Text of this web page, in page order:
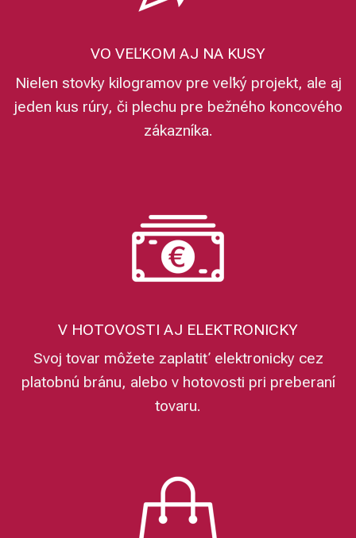
VO VEĽKOM AJ NA KUSY
Nielen stovky kilogramov pre veľký projekt, ale aj
jeden kus rúry, či plechu pre bežného koncového
zákazníka.
V HOTOVOSTI AJ ELEKTRONICKY
Svoj tovar môžete zaplatiť elektronicky cez
platobnú bránu, alebo v hotovosti pri preberaní
tovaru.